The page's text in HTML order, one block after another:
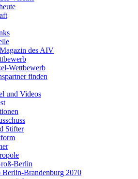
des AIV
Wettbewerb
finden
und Videos
Stifter
Berlin
Berlin-Brandenburg 2070